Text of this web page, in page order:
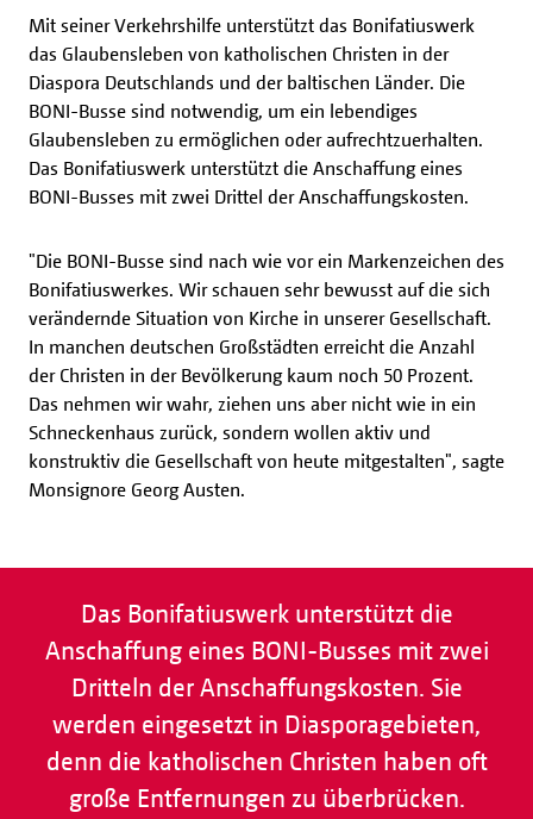
Mit seiner Verkehrshilfe unterstützt das Bonifatiuswerk
das Glaubensleben von katholischen Christen in der
Diaspora Deutschlands und der baltischen Länder. Die
BONI-Busse sind notwendig, um ein lebendiges
Glaubensleben zu ermöglichen oder aufrechtzuerhalten.
Das Bonifatiuswerk unterstützt die Anschaffung eines
BONI-Busses mit zwei Drittel der Anschaffungskosten.
"Die BONI-Busse sind nach wie vor ein Markenzeichen des
Bonifatiuswerkes. Wir schauen sehr bewusst auf die sich
verändernde Situation von Kirche in unserer Gesellschaft.
In manchen deutschen Großstädten erreicht die Anzahl
der Christen in der Bevölkerung kaum noch 50 Prozent.
Das nehmen wir wahr, ziehen uns aber nicht wie in ein
Schneckenhaus zurück, sondern wollen aktiv und
konstruktiv die Gesellschaft von heute mitgestalten", sagte
Monsignore Georg Austen.
Das Bonifatiuswerk unterstützt die
Anschaffung eines BONI-Busses mit zwei
Dritteln der Anschaffungskosten. Sie
werden eingesetzt in Diasporagebieten,
denn die katholischen Christen haben oft
große Entfernungen zu überbrücken.